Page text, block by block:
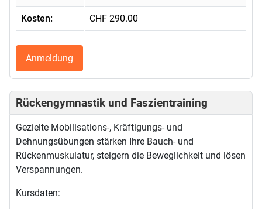
Kosten: CHF 290.00
Anmeldung
Rückengymnastik und Faszientraining
Gezielte Mobilisations-, Kräftigungs- und
Dehnungsübungen stärken Ihre Bauch- und
Rückenmuskulatur, steigern die Beweglichkeit und lösen
Verspannungen.
Kursdaten: